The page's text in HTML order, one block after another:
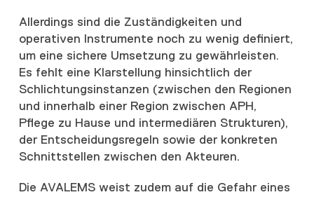
Allerdings sind die Zuständigkeiten und
operativen Instrumente noch zu wenig definiert,
um eine sichere Umsetzung zu gewährleisten.
Es fehlt eine Klarstellung hinsichtlich der
Schlichtungsinstanzen (zwischen den Regionen
und innerhalb einer Region zwischen APH,
Pflege zu Hause und intermediären Strukturen),
der Entscheidungsregeln sowie der konkreten
Schnittstellen zwischen den Akteuren.
Die AVALEMS weist zudem auf die Gefahr eines